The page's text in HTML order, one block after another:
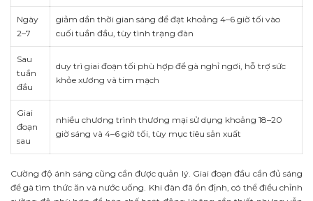
Ngày
2–7
giảm dần thời gian sáng để đạt khoảng 4–6 giờ tối vào
cuối tuần đầu, tùy tình trạng đàn
Sau
tuần
đầu
duy trì giai đoạn tối phù hợp để gà nghỉ ngơi, hỗ trợ sức
khỏe xương và tim mạch
Giai
đoạn
sau
nhiều chương trình thương mại sử dụng khoảng 18–20
giờ sáng và 4–6 giờ tối, tùy mục tiêu sản xuất
Cường độ ánh sáng cũng cần được quản lý. Giai đoạn đầu cần đủ sáng
để gà tìm thức ăn và nước uống. Khi đàn đã ổn định, có thể điều chỉnh